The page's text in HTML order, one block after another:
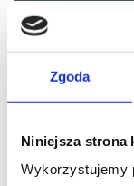
Zgoda
Niniejsza strona
Wykorzystujemy